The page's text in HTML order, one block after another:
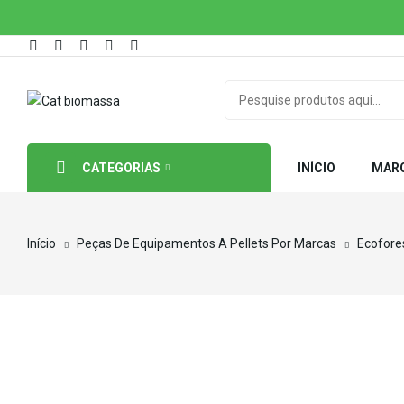
CATEGORIAS INÍCIO
Início Peças De Equipamentos A Pellets Por Marcas